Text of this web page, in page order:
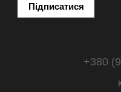
Підписатися
+380